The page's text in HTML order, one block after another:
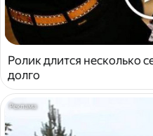
Ролик длится несколько
долго